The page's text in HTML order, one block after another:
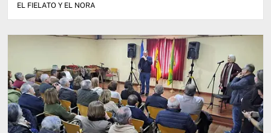
EL FIELATO Y EL NORA